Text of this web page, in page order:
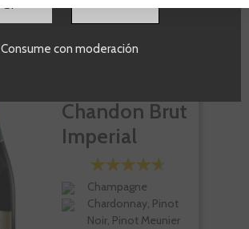
Chandon Brut
Imperial
Champagne
Chardonnay, Pinot
Noir, Pinot Meunier
Consume con moderación